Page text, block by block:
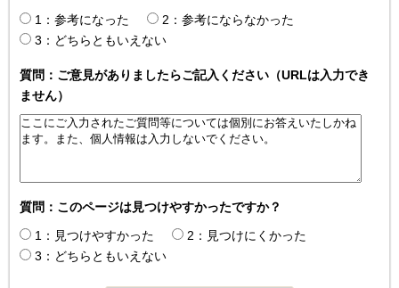
1：参考になった
2：参考にならなかった
3：どちらともいえない
質問：ご意見がありましたらご記入ください（URLは入力でき
ません）
質問：このページは見つけやすかったですか？
1：見つけやすかった
2：見つけにくかった
3：どちらともいえない